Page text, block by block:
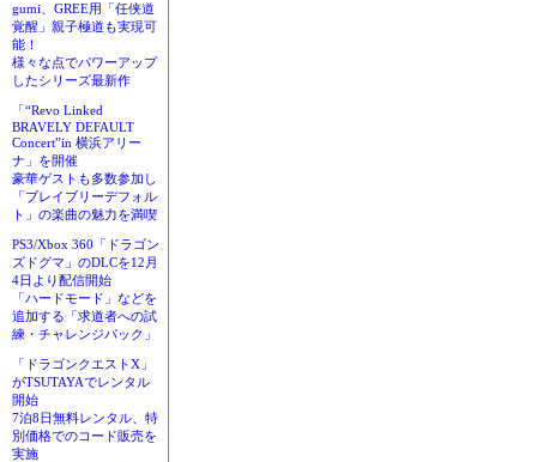
gumi、GREE用「任侠道
覚醒」親子極道も実現可
能！
様々な点でパワーアップ
したシリーズ最新作
「“Revo Linked
BRAVELY DEFAULT
Concert”in 横浜アリー
ナ」を開催
豪華ゲストも多数参加し
「ブレイブリーデフォル
ト」の楽曲の魅力を満喫
PS3/Xbox 360「ドラゴン
ズドグマ」のDLCを12月
4日より配信開始
「ハードモード」などを
追加する「求道者への試
練・チャレンジパック」
「ドラゴンクエストX」
がTSUTAYAでレンタル
開始
7泊8日無料レンタル、特
別価格でのコード販売を
実施